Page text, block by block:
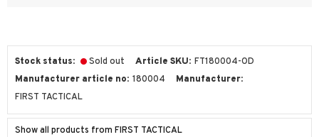
Stock status Sold out Article SKU FT180004-OD
Manufacturer article no 180004
Manufacturer
FIRST TACTICAL
Show all products from FIRST TACTICAL